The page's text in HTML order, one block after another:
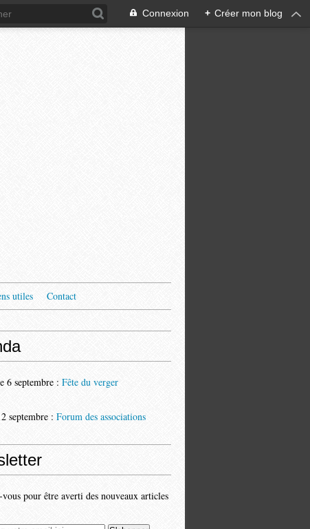
Connexion + Créer mon blog
utiles Contact
6 septembre : Fête du verger
septembre : Forum des associations
pour être averti des nouveaux articles